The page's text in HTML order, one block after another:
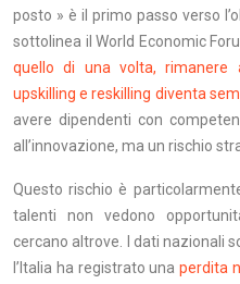
posto » è il primo passo verso
sottolinea il World Economic
quello di una volta, rimanere
upskilling e reskilling diventa
avere dipendenti con
all’innovazione, ma un rischio
Questo rischio è
talenti non vedono
cercano altrove. I dati nazionali
l’Italia ha registrato unaperdita